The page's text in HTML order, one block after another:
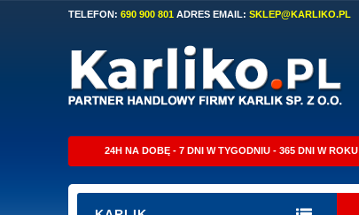
TELEFON: 690 900 801 ADRES EMAIL: SKLEP@KARLIKO.PL
24H NA DOBĘ - 7 DNI W TYGODNIU - 365 DNI W ROKU